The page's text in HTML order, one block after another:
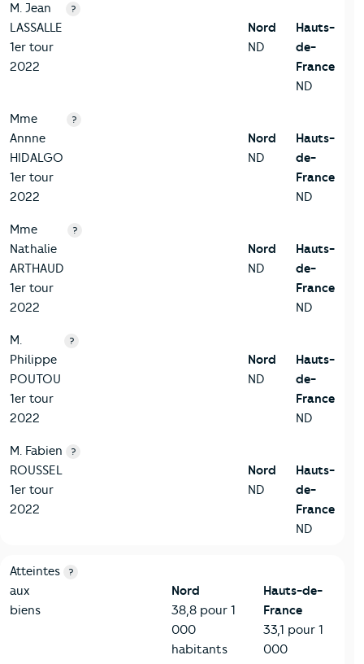
M. Jean
LASSALLE
1er tour
2022
?
Nord
ND
Hauts-
de-
France
ND
Mme
Annne
HIDALGO
1er tour
2022
?
Nord
ND
Hauts-
de-
France
ND
Mme
Nathalie
ARTHAUD
1er tour
2022
?
Nord
ND
Hauts-
de-
France
ND
M.
Philippe
POUTOU
1er tour
2022
?
Nord
ND
Hauts-
de-
France
ND
M. Fabien
ROUSSEL
1er tour
2022
?
Nord
ND
Hauts-
de-
France
ND
7-Sécurité
Critères
Atteintes
aux
biens
?
Nord
38,8 pour 1
000
habitants
Hauts-de-
France
33,1 pour 1
000